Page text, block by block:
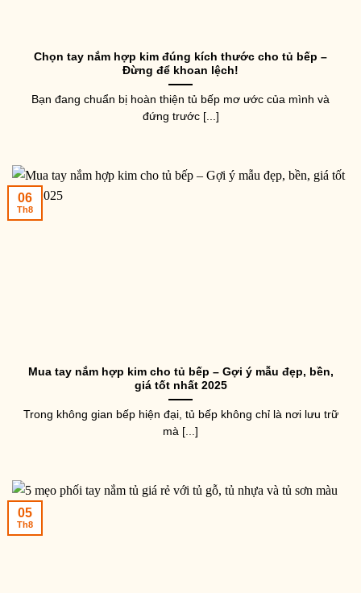
Chọn tay nắm hợp kim đúng kích thước cho tủ bếp –
Đừng để khoan lệch!
Bạn đang chuẩn bị hoàn thiện tủ bếp mơ ước của mình và
đứng trước [...]
Mua tay nắm hợp kim cho tủ bếp – Gợi ý mẫu đẹp, bền,
giá tốt nhất 2025
Trong không gian bếp hiện đại, tủ bếp không chỉ là nơi lưu trữ
mà [...]
06
Th8
05
Th8